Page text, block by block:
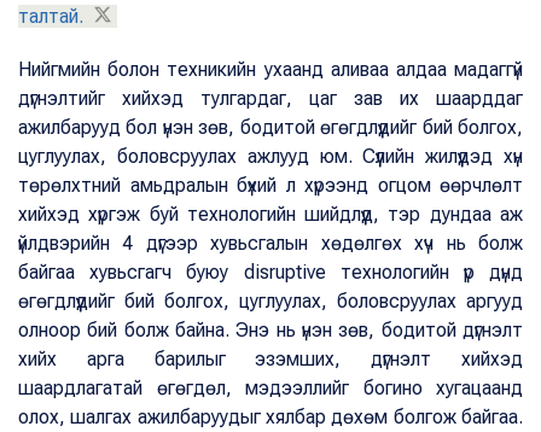
талтай.
Нийгмийн болон техникийн ухаанд аливаа алдаа мадаггүй
дүгнэлтийг хийхэд тулгардаг, цаг зав их шаарддаг
ажилбарууд бол үнэн зөв, бодитой өгөгдлүүдийг бий болгох,
цуглуулах, боловсруулах ажлууд юм. Сүүлийн жилүүдэд хүн
төрөлхтний амьдралын бүхий л хүрээнд огцом өөрчлөлт
хийхэд хүргэж буй технологийн шийдлүүд, тэр дундаа аж
үйлдвэрийн 4 дүгээр хувьсгалын хөдөлгөх хүч нь болж
байгаа хувьсгагч буюу disruptive технологийн үр дүнд
өгөгдлүүдийг бий болгох, цуглуулах, боловсруулах аргууд
олноор бий болж байна. Энэ нь үнэн зөв, бодитой дүгнэлт
хийх арга барилыг эзэмших, дүгнэлт хийхэд
шаардлагатай өгөгдөл, мэдээллийг богино хугацаанд
олох, шалгах ажилбаруудыг хялбар дөхөм болгож байгаа.